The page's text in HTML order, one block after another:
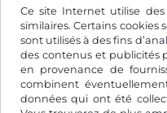
Ce site Internet utilise
similaires. Certains cookies
sont utilisés à des fins
des contenus et publicités
en provenance de
combinent
données qui ont été
Tous les prix s’entendent
CHF